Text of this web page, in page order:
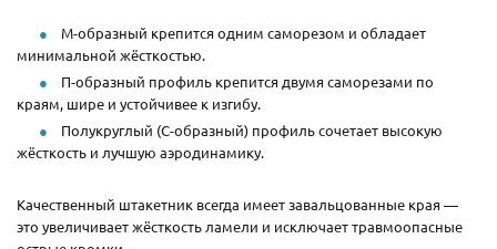
М-образный крепится одним саморезом и обладает
минимальной жёсткостью.
П-образный профиль крепится двумя саморезами по
краям, шире и устойчивее к изгибу.
Полукруглый (С-образный) профиль сочетает высокую
жёсткость и лучшую аэродинамику.
Качественный штакетник всегда имеет завальцованные края —
это увеличивает жёсткость ламели и исключает травмоопасные